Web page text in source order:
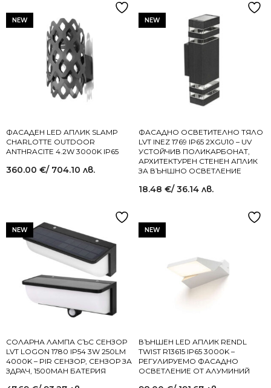
NEW
ФАСАДЕН LED АПЛИК SLAMP
CHARLOTTE OUTDOOR
ANTHRACITE 4.2W 3000K IP65
360.00 €/ 704.10 лв.
NEW
ФАСАДНО ОСВЕТИТЕЛНО ТЯЛО
LVT INEZ 1769 IP65 2XGU10 – UV
УСТОЙЧИВ ПОЛИКАРБОНАТ,
АРХИТЕКТУРЕН СТЕНЕН АПЛИК
ЗА ВЪНШНО ОСВЕТЛЕНИЕ
18.48 €/ 36.14 лв.
NEW
СОЛАРНА ЛАМПА СЪС СЕНЗОР
LVT LOGON 1780 IP54 3W 250LM
4000K – PIR СЕНЗОР, СЕНЗОР ЗА
ЗДРАЧ, 1500MAH БАТЕРИЯ
NEW
ВЪНШЕН LED АПЛИК RENDL
TWIST R13615 IP65 3000K –
РЕГУЛИРУЕМО ФАСАДНО
ОСВЕТЛЕНИЕ ОТ АЛУМИНИЙ